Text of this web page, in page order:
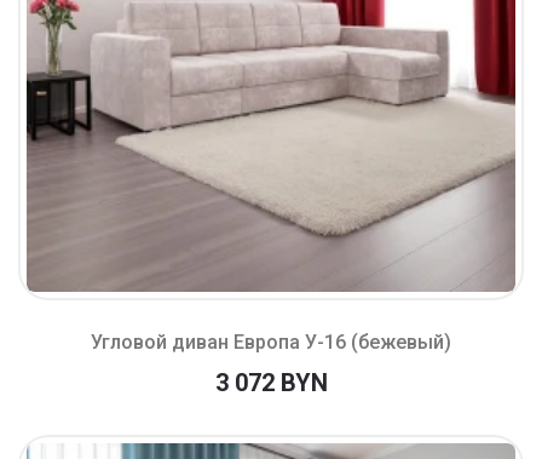
Угловой диван Европа У-16 (бежевый)
3 072 BYN